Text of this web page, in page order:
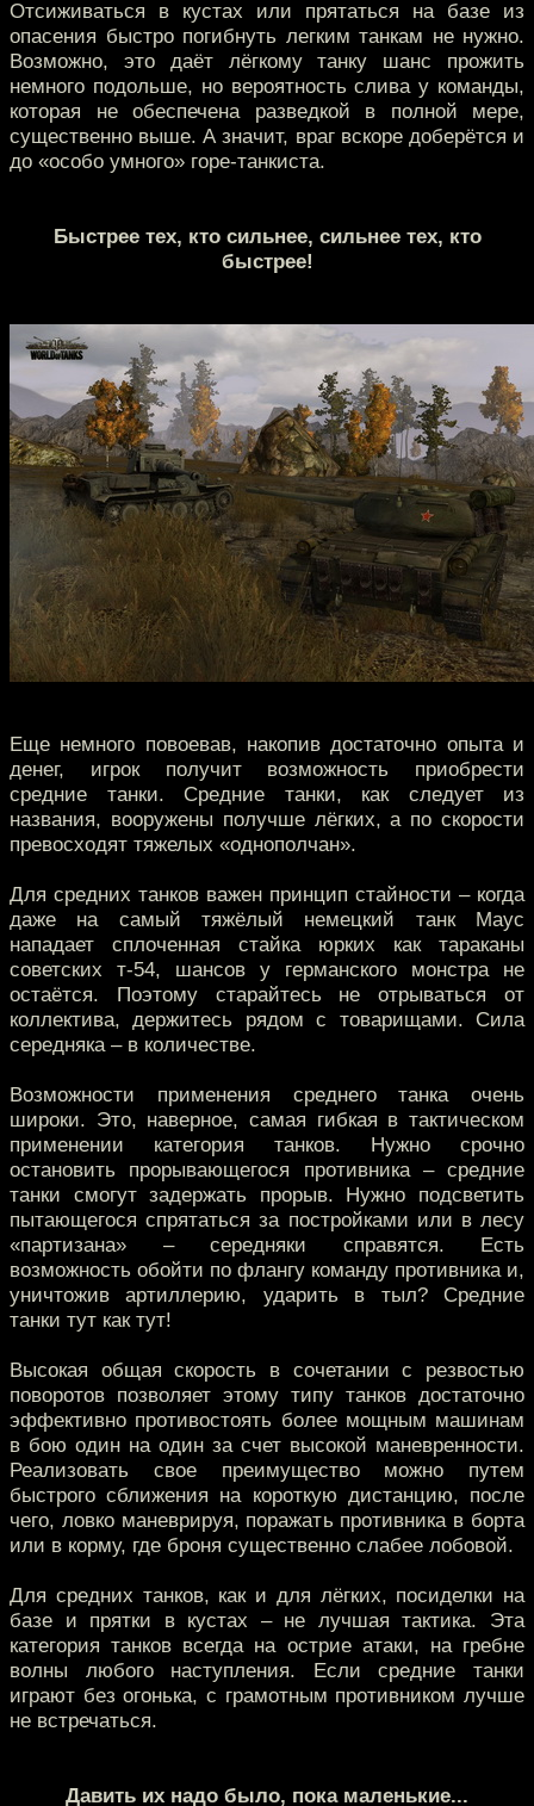
Отсиживаться в кустах или прятаться на базе из
опасения быстро погибнуть легким танкам не нужно.
Возможно, это даёт лёгкому танку шанс прожить
немного подольше, но вероятность слива у команды,
которая не обеспечена разведкой в полной мере,
существенно выше. А значит, враг вскоре доберётся и
до «особо умного» горе-танкиста.
Быстрее тех, кто сильнее, сильнее тех, кто
быстрее!
Еще немного повоевав, накопив достаточно опыта и
денег, игрок получит возможность приобрести
средние танки. Средние танки, как следует из
названия, вооружены получше лёгких, а по скорости
превосходят тяжелых «однополчан».
Для средних танков важен принцип стайности – когда
даже на самый тяжёлый немецкий танк Маус
нападает сплоченная стайка юрких как тараканы
советских т-54, шансов у германского монстра не
остаётся. Поэтому старайтесь не отрываться от
коллектива, держитесь рядом с товарищами. Сила
середняка – в количестве.
Возможности применения среднего танка очень
широки. Это, наверное, самая гибкая в тактическом
применении категория танков. Нужно срочно
остановить прорывающегося противника – средние
танки смогут задержать прорыв. Нужно подсветить
пытающегося спрятаться за постройками или в лесу
«партизана» – середняки справятся. Есть
возможность обойти по флангу команду противника и,
уничтожив артиллерию, ударить в тыл? Средние
танки тут как тут!
Высокая общая скорость в сочетании с резвостью
поворотов позволяет этому типу танков достаточно
эффективно противостоять более мощным машинам
в бою один на один за счет высокой маневренности.
Реализовать свое преимущество можно путем
быстрого сближения на короткую дистанцию, после
чего, ловко маневрируя, поражать противника в борта
или в корму, где броня существенно слабее лобовой.
Для средних танков, как и для лёгких, посиделки на
базе и прятки в кустах – не лучшая тактика. Эта
категория танков всегда на острие атаки, на гребне
волны любого наступления. Если средние танки
играют без огонька, с грамотным противником лучше
не встречаться.
Давить их надо было, пока маленькие...